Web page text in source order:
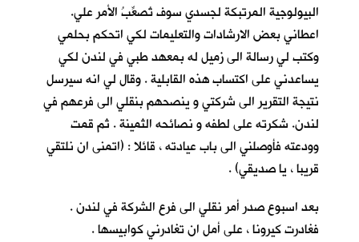
البيولوجية المرتبكة لجسدي سوف تُصعِّبُ الأمر علي.
اعطاني بعض الارشادات والتعليمات لكي اتحكم بحلمي
وكتب لي رسالة الى زميل له بمعهد طبي في لندن لكي
يساعدني على اكتساب هذه القابلية . وقال لي انه سيرسل
نتيجة التقرير الى شركتي و ينصحهم بنقلي الى فرعهم في
لندن. شكرته على لطفه و نصائحه الثمينة . ثم قمت
وودعته فأوصلني الى باب عيادته ، قائلا : (اتمنى ان نلتقي
قريبا ، يا صديقي) .
بعد اسبوع صدر أمر نقلي الى فرع الشركة في لندن .
فغادرت كيرونا ، على أمل ان تغادرني كوابيسها .